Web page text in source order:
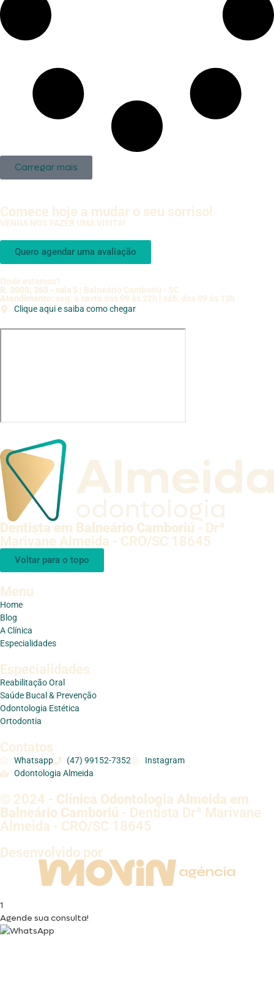
Carregar mais
Comece hoje a mudar o seu sorriso!
VENHA NOS FAZER UMA VISITA!
Quero agendar uma avaliação
Onde estamos?
R. 3000, 265 - sala 5 | Balneário Camboriú - SC
Atendimento: seg. à sexta das 09 às 22h | sáb. das 09 às 13h
Clique aqui e saiba como chegar
Dentista em Balneário Camboriú - Drª
Marivane Almeida - CRO/SC 18645
Voltar para o topo
Menu
Home
Blog
A Clínica
Especialidades
Especialidades
Reabilitação Oral
Saúde Bucal & Prevenção
Odontologia Estética
Ortodontia
Contatos
Whatsapp (47) 99152-7352
Instagram
Odontologia Almeida
© 2024 - Clínica Odontologia Almeida em
Balneário Camboriú - Dentista Drª Marivane
Almeida - CRO/SC 18645
Desenvolvido por
1
Agende sua consulta!